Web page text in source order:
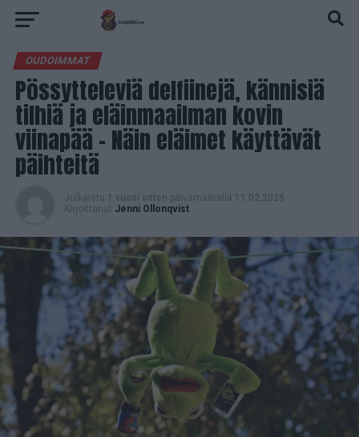
OUDOIMMAT
Pössytteleviä delfiinejä, kännisiä
tilhiä ja eläinmaailman kovin
viinapää – Näin eläimet käyttävät
päihteitä
Julkaistu 1 vuosi sitten päivämäärällä 11.02.2025
Kirjoittanut Jenni Ollonqvist